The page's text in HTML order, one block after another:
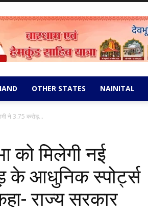
OTHER STATES NAINITAL
ने 3.75 करोड़...
को मिलेगी नई
के आधुनिक स्पोर्ट्स
राज्य सरकार